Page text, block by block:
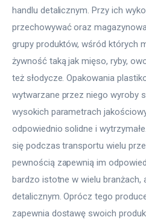
handlu detalicznym. Przy ich
przechowywać oraz
grupy produktów, wśród których
żywność taką jak mięso, ryby,
też słodycze. Opakowania
wytwarzane przez niego wyroby
wysokich parametrach
odpowiednio solidne i
się podczas transportu wielu
pewnością zapewnią im
bardzo istotne w wielu branżach,
detalicznym. Oprócz tego
zapewnia dostawę swoich